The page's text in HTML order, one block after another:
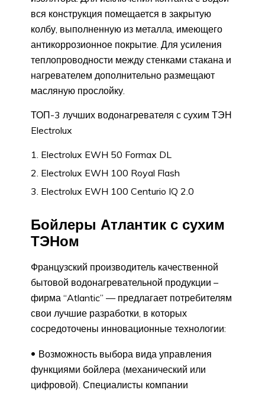
вся конструкция помещается в закрытую
колбу, выполненную из металла, имеющего
антикоррозионное покрытие. Для усиления
теплопроводности между стенками стакана и
нагревателем дополнительно размещают
масляную прослойку.
ТОП-3 лучших водонагревателя с сухим ТЭН
Electrolux
Electrolux EWH 50 Formax DL
Electrolux EWH 100 Royal Flash
Electrolux EWH 100 Centurio IQ 2.0
Бойлеры Атлантик с сухим
ТЭНом
Французский производитель качественной
бытовой водонагревательной продукции –
фирма “Atlantic” — предлагает потребителям
свои лучшие разработки, в которых
сосредоточены инновационные технологии:
Возможность выбора вида управления
функциями бойлера (механический или
цифровой). Специалисты компании